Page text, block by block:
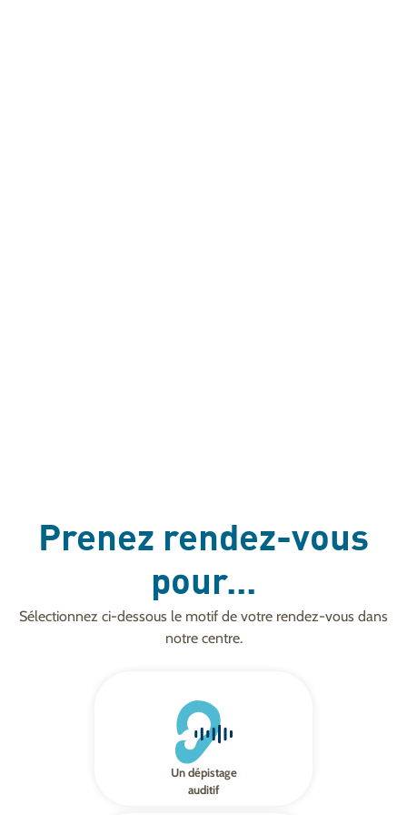
Prenez rendez-vous
pour...
Sélectionnez ci-dessous le motif de votre rendez-vous dans
notre centre.
Un dépistage
auditif